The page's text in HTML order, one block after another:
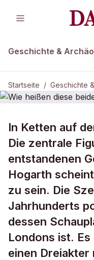
Geschichte &
Startseite / Geschichte
Wie heißen
In Ketten auf
Die zentrale
entstandenen
Hogarth
zu sein. Die
Jahrhunderts
dessen
Londons ist.
einen Dreiakter